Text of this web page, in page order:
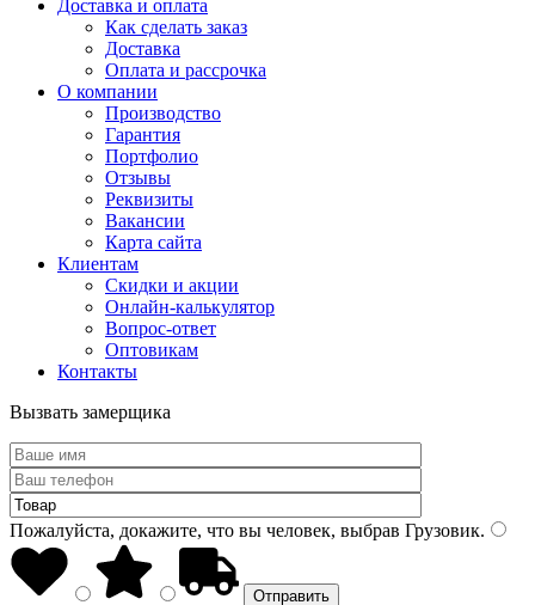
Доставка и оплата
Как сделать заказ
Доставка
Оплата и рассрочка
О компании
Производство
Гарантия
Портфолио
Отзывы
Реквизиты
Вакансии
Карта сайта
Клиентам
Скидки и акции
Онлайн-калькулятор
Вопрос-ответ
Оптовикам
Контакты
Вызвать замерщика
Пожалуйста, докажите, что вы человек, выбрав Грузовик.